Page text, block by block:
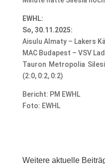
EWHL:
So, 30.11.2025:
Aisulu Almaty – Lakers
MAC Budapest – VSV
Tauron Metropolia
(2:0, 0:2, 0:2)
Bericht: PM EWHL
Foto: EWHL
Weitere aktuelle